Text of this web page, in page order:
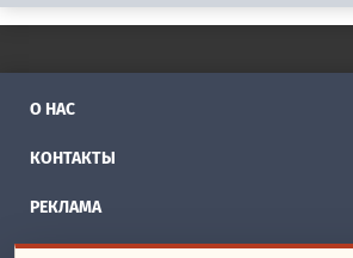
О НАС
КОНТАКТЫ
РЕКЛАМА